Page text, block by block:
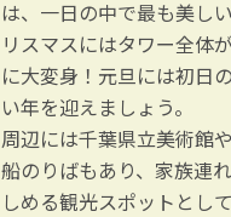
は、一日の中で最も美し
リスマスにはタワー全体
に大変身！元旦には初日
い年を迎えましょう。
周辺には千葉県立美術館
船のりばもあり、家族連
しめる観光スポットとし